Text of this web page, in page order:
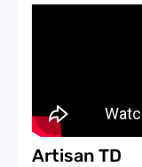
Artisan TD